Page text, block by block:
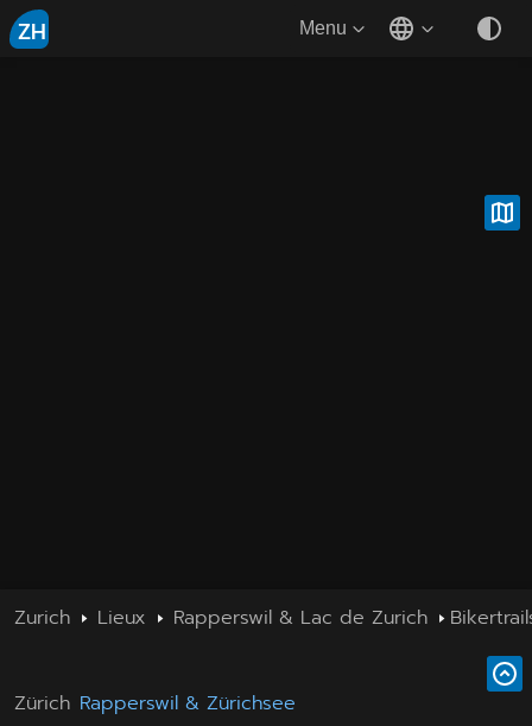
ZH Menu
Zurich Lieux Rapperswil & Lac de Zurich
Zürich Rapperswil & Zürichsee